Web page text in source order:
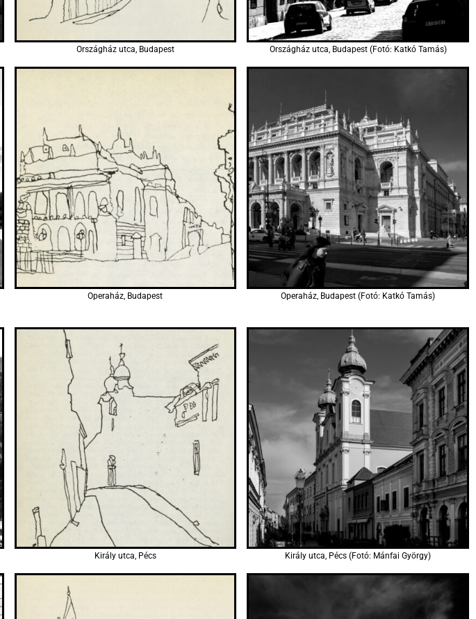
Országház utca, Budapest Országház utca, Budapest (Fotó: Katkó Tamás)
Operaház, Budapest Operaház, Budapest (Fotó: Katkó Tamás)
Király utca, Pécs Király utca, Pécs (Fotó: Mánfai György)